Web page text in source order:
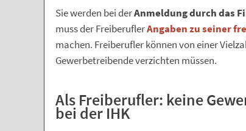
Sie werden bei derAnmeldung durch das
muss der FreiberuflerAngaben zu seiner
machen. Freiberufler können von einer
Gewerbetreibende verzichten müssen.
Als Freiberufler: keine
bei der IHK